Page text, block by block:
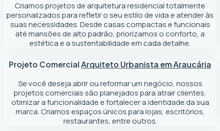
Criamos projetos de arquitetura residencial totalmente
personalizados para refletir o seu estilo de vida e atender às
suas necessidades. Desde casas compactas e funcionais
até mansões de alto padrão, priorizamos o conforto, a
estética e a sustentabilidade em cada detalhe.
Projeto ComercialArquiteto Urbanista em Araucária
Se você deseja abrir ou reformar um negócio, nossos
projetos comerciais são planejados para atrair clientes,
otimizar a funcionalidade e fortalecer a identidade da sua
marca. Criamos espaços únicos para lojas, escritórios,
restaurantes, entre outros.